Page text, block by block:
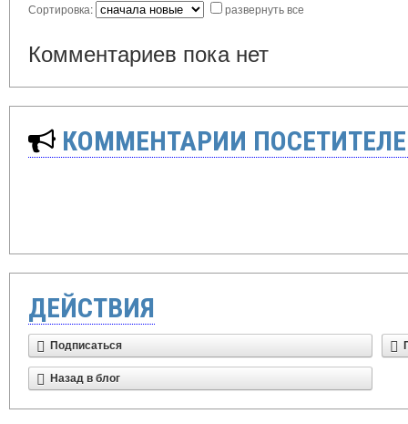
Сортировка: развернуть все
Комментариев пока нет
КОММЕНТАРИИ
ДЕЙСТВИЯ
Подписаться
Назад в блог